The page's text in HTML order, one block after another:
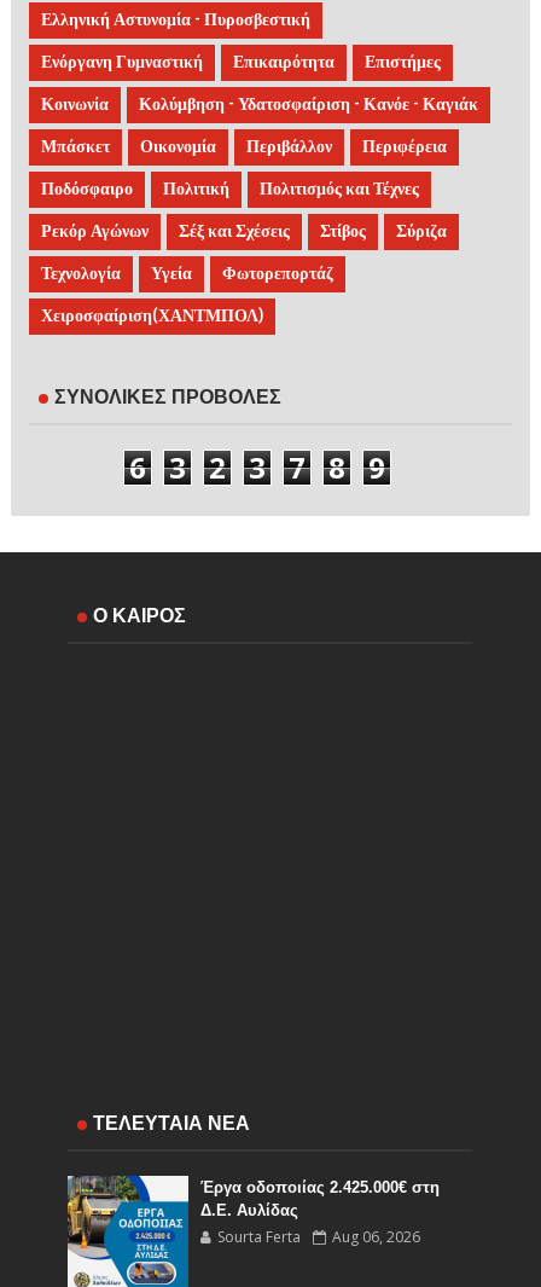
Ελληνική Αστυνομία - Πυροσβεστική
Ενόργανη Γυμναστική Επικαιρότητα Επιστήμες
Κοινωνία Κολύμβηση - Υδατοσφαίριση - Κανόε - Καγιάκ
Μπάσκετ Οικονομία Περιβάλλον Περιφέρεια
Ποδόσφαιρο Πολιτική Πολιτισμός και Τέχνες
Ρεκόρ Αγώνων Σέξ και Σχέσεις Στίβος Σύριζα
Τεχνολογία Υγεία Φωτορεπορτάζ
Χειροσφαίριση(ΧΑΝΤΜΠΟΛ)
ΣΥΝΟΛΙΚΕΣ ΠΡΟΒΟΛΕΣ
6 3 2 3 7 8 9
Ο ΚΑΙΡΟΣ
ΤΕΛΕΥΤΑΙΑ ΝΕΑ
Έργα οδοποιίας 2.425.000€ στη
Δ.Ε. Αυλίδας
Sourta Ferta Aug 06, 2026